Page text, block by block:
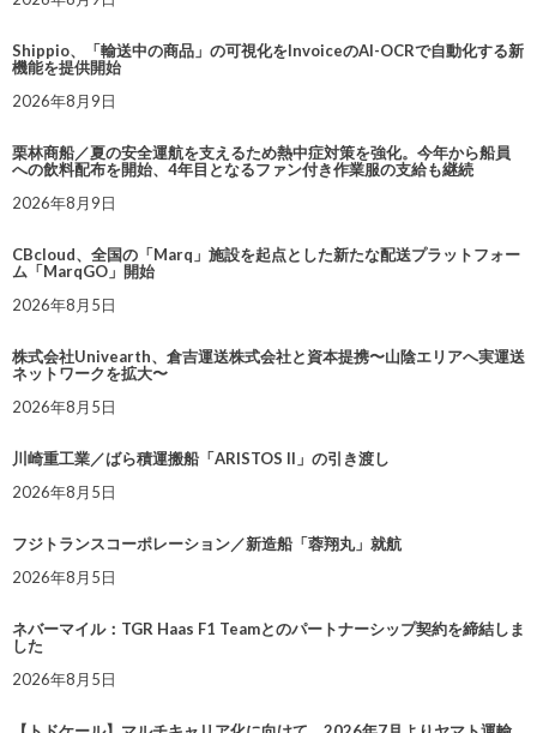
Shippio、「輸送中の商品」の可視化をInvoiceのAI-OCRで自動化する新
機能を提供開始
2026年8月9日
栗林商船／夏の安全運航を支えるため熱中症対策を強化。今年から船員
への飲料配布を開始、4年目となるファン付き作業服の支給も継続
2026年8月9日
CBcloud、全国の「Marq」施設を起点とした新たな配送プラットフォー
ム「MarqGO」開始
2026年8月5日
株式会社Univearth、倉吉運送株式会社と資本提携〜山陰エリアへ実運送
ネットワークを拡大〜
2026年8月5日
川崎重工業／ばら積運搬船「ARISTOS II」の引き渡し
2026年8月5日
フジトランスコーポレーション／新造船「蓉翔丸」就航
2026年8月5日
ネバーマイル：TGR Haas F1 Teamとのパートナーシップ契約を締結しま
した
2026年8月5日